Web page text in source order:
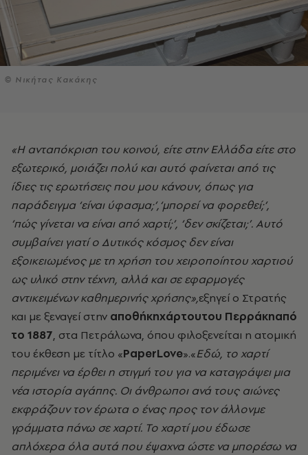
© Νικήτας Κακάκης
«Η ανταπόκριση του κοινού, είτε στην Ελλάδα είτε στο
εξωτερικό, μοιάζει πολύ και αυτό φαίνεται από τις
ίδιες τις ερωτήσεις που μου κάνουν, όπως για
παράδειγμα ‘είναι ύφασμα;’,‘μπορεί να φορεθεί;’,
‘πώς γίνεται να είναι από χαρτί;’, ‘δεν σκίζεται;’. Αυτό
συμβαίνει γιατί ο Δυτικός κόσμος δεν είναι
εξοικειωμένος με τη χρήση του χειροποίητου χαρτιού
ως υλικό στην τέχνη, αλλά και σε εφαρμογές
αντικειμένων καθημερινής χρήσης»,εξηγεί ο Στρατής
και με ξεναγεί στην αποθήκηχάρτουτου Περράκηαπό
το 1887, στα Πετράλωνα, όπου φιλοξενείται η ατομική
του έκθεση με τίτλο «PaperLove».«Εδώ, το χαρτί
περιμένει να έρθει η στιγμή του για να καταγράψει μια
νέα ιστορία αγάπης. Οι άνθρωποι ανά τους αιώνες
εκφράζουν τον έρωτα ο ένας προς τον άλλονμε
γράμματα πάνω σε χαρτί. Το χαρτί μου έδωσε
απλόχερα όλα αυτά που έψαχνα ώστε να μπορέσω να